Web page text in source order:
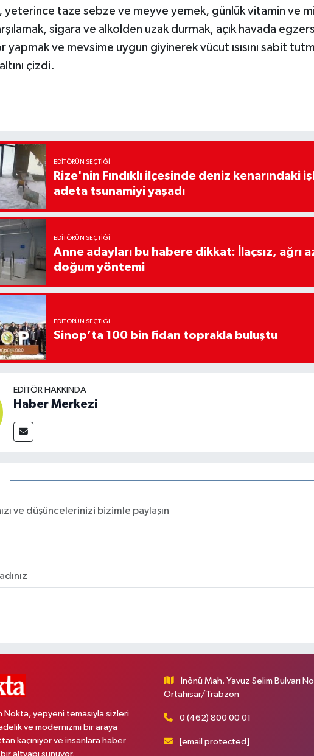
yeterince taze sebze ve meyve yemek, günlük vitamin ve
sigara ve alkolden uzak durmak, açık havada
yapmak ve mevsime uygun giyinerek vücut ısısını sabit
çizdi.
EDITÖRÜN SEÇTIĞI
Rize'nin Fındıklı ilçesinde deniz kenarındaki
adeta tsunamiyi yaşadı
EDITÖRÜN SEÇTIĞI
Anne adayları bu habere dikkat: İlaçsız, ağrı
doğum yöntemi
EDITÖRÜN SEÇTIĞI
Sinop’ta 100 bin fidan toprakla buluştu
EDITÖR HAKKINDA
Haber Merkezi
Nokta, yepyeni temasıyla sizleri
ve modernizmi bir araya
kaçınıyor ve insanlara haber
altyapı sunuyor.
İnönü Mah. Yavuz Selim Bulvarı
Ortahisar/Trabzon
0 (462) 800 00 01
[email protected]